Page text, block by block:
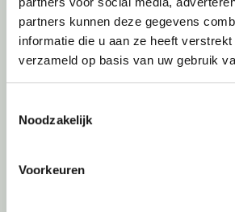
partners kunnen deze gegevens
informatie die u aan ze heeft
verzameld op basis van uw gebruik
Noodzakelijk
Voorkeuren
Over deprojectinrichter
Als grootste onafhankelijke projectinrichter
passie en enthousiasme in om juist dat voor
realiseren: de allerbeste werkomgeving. En
kijken we ook naar de toekomst. Naar hoe
tweede leven kunnen geven, bijvoorbeeld.